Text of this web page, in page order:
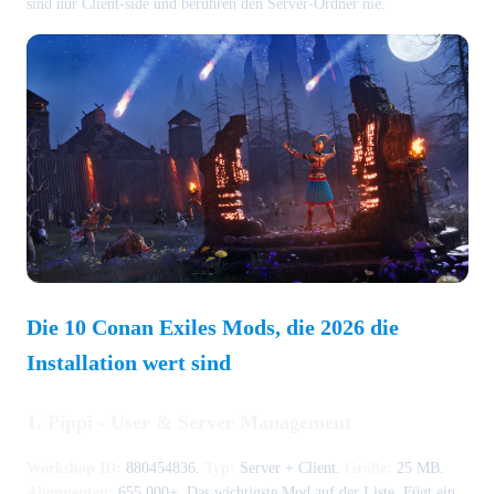
sind nur Client-side und berühren den Server-Ordner nie.
Die 10 Conan Exiles Mods, die 2026 die
Installation wert sind
880454836. Server + Client.
25 MB.